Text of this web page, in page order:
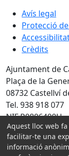
Avís legal
Protecció
Crèdits
Ajuntament de
Plaça de la
08732 Castellví
Tel. 938 918 077
NIF P0806400H
Amb la
Aquest lloc web
facilitar-te una
informació